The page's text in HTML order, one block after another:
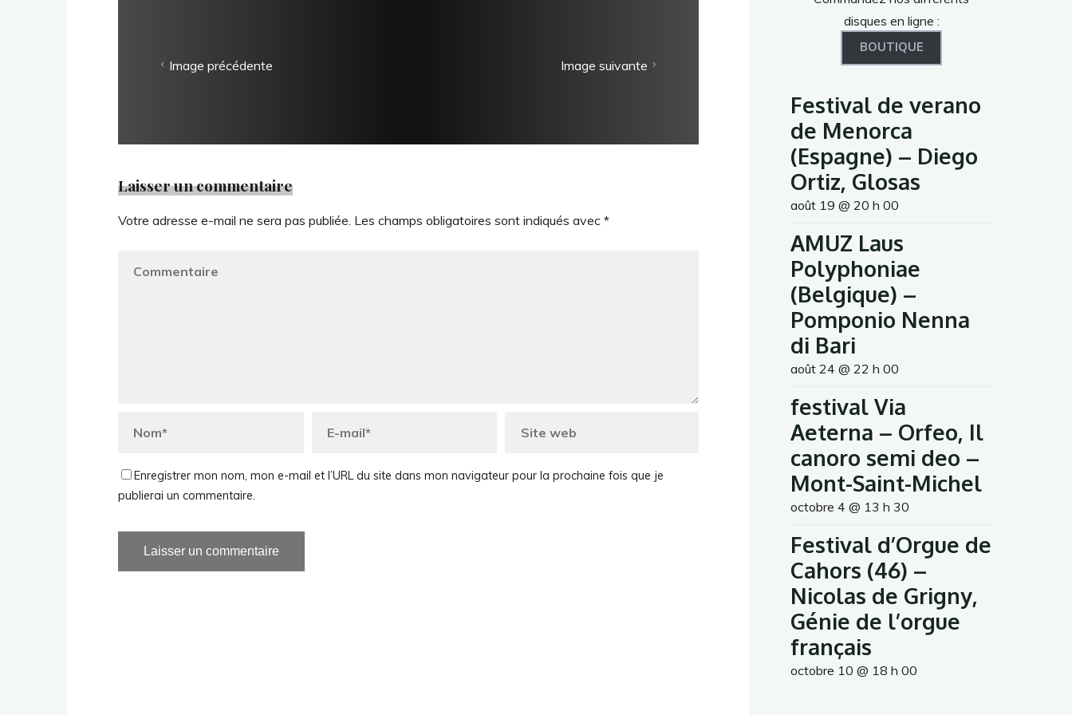
Image précédente Image suivante
Laisser un commentaire
Votre adresse e-mail ne sera pas publiée. Les champs obligatoires sont indiqués avec *
Enregistrer mon nom, mon e-mail et l’URL du site dans mon navigateur pour la prochaine fois que je
publierai un commentaire.
disques en ligne :
BOUTIQUE
Festival de verano
de Menorca
(Espagne) – Diego
Ortiz, Glosas
août 19 @ 20 h 00
AMUZ Laus
Polyphoniae
(Belgique) –
Pomponio Nenna
di Bari
août 24 @ 22 h 00
festival Via
Aeterna – Orfeo, Il
canoro semi deo –
Mont-Saint-Michel
octobre 4 @ 13 h 30
Festival d’Orgue de
Cahors (46) –
Nicolas de Grigny,
Génie de l’orgue
français
octobre 10 @ 18 h 00